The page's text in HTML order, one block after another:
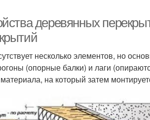
деревянных
несколько элементов, но
(опорные балки) и лаги
на который затем